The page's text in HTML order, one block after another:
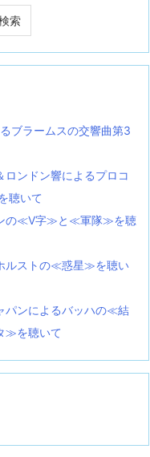
索
ブラームスの交響曲第3
ンドン響によるプロコ
聴いて
ンの≪V字≫と≪軍隊≫を聴
ルストの≪惑星≫を聴い
パンによるバッハの≪結
≫を聴いて